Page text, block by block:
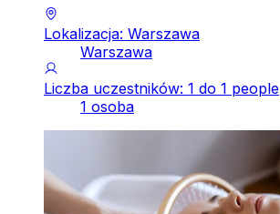
Lokalizacja: Warszawa
Warszawa
Liczba uczestników: 1 do 1 people
1 osoba